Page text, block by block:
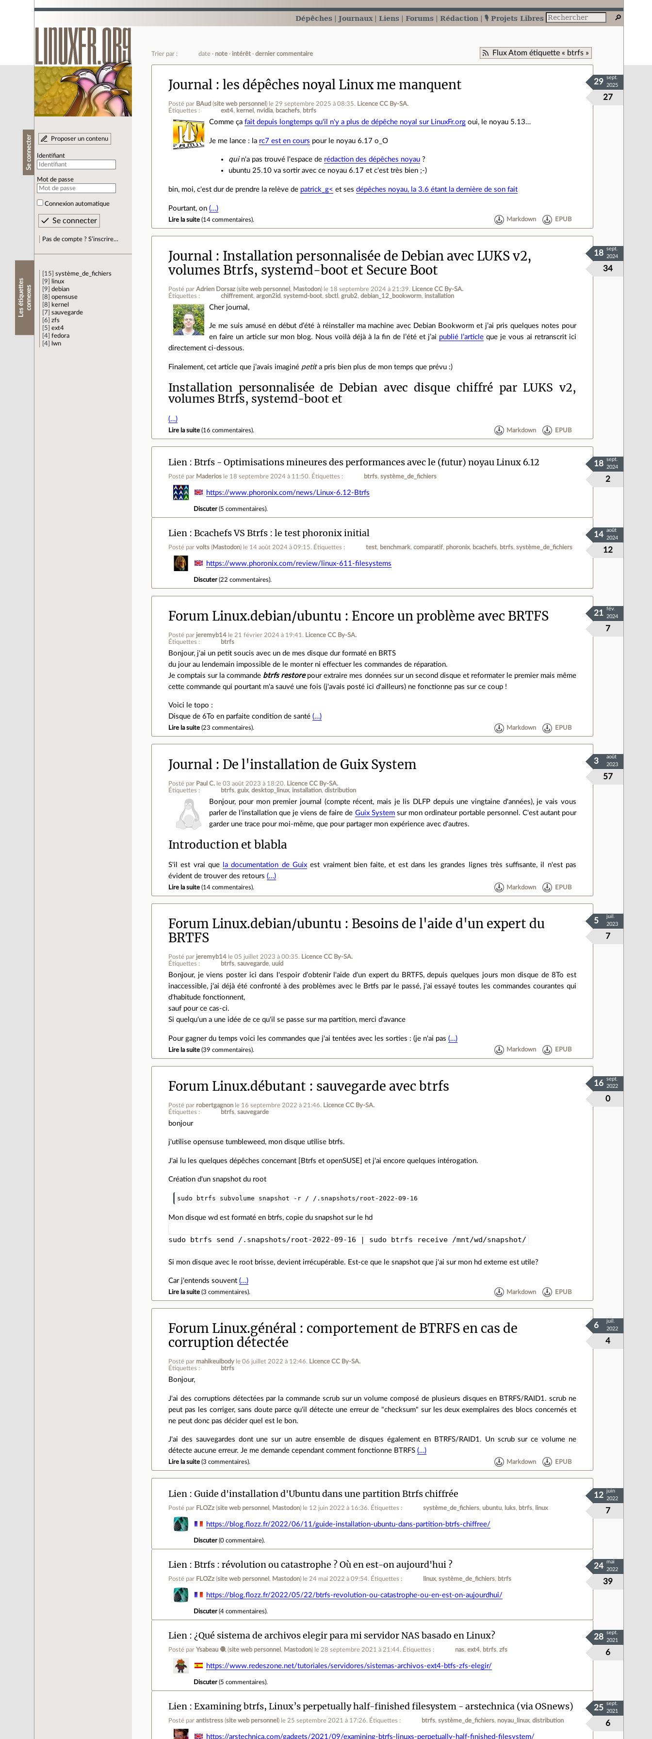
Dépêches Journaux Liens Forums Rédaction 🎙️ Projets Libres
Se connecter Proposer un contenu
Identifiant
Mot de passe
Connexion automatique
Pas de compte ? S’inscrire…
L
e
s
é
t
i
q
u
e
tt
e
s
c
o
n
n
e
x
es
15
système_de_fichiers
9
linux
9
debian
8
opensuse
8
kernel
7
sauvegarde
6
zfs
5
ext4
4
fedora
4
lwn
Flux Atom étiquette « btrfs »
Trier par : date note intérêt dernier commentaire
Journal les dépêches noyal Linux me manquent
Posté par BAud (site web personnel ) le 29 septembre 2025 à 08:35. Licence CC By‑SA.
Étiquettes :
ext4 kernel nvidia bcachefs btrfs
27
29
sept.
2025
Comme çafait depuis longtemps qu'il n'y a plus de dépêche noyal sur LinuxFr.org oui, le noyau 5.13…
Je me lance : la rc7 est en cours pour le noyau 6.17 o_O
quin'a pas trouvé l'espace de rédaction des dépêches noyau ?
ubuntu 25.10 va sortir avec ce noyau 6.17 et c'est très bien ;-)
bin, moi, c'est dur de prendre la relève de patrick_g< et sesdépêches noyau, la 3.6 étant la dernière de son fait
Pourtant, on(…)
Lire la suite (14 commentaires). Markdown EPUB
Journal
Installation personnalisée de Debian avec LUKS v2,
volumes Btrfs, systemd-boot et Secure Boot
Posté parAdrien Dorsaz (site web personnel , Mastodon) le 18 septembre 2024 à 21:39. Licence CC By‑SA.
Étiquettes :
chiffrement argon2id systemd-boot sbctl grub2 debian_12_bookworm installation
34
18
sept.
2024
Cher journal,
Je me suis amusé en début d’été à réinstaller ma machine avec Debian Bookworm et j’ai pris quelques notes pour
en faire un article sur mon blog. Nous voilà déjà à la fin de l’été et j’ai publié l’article que je vous ai retranscrit ici
directement ci-dessous.
Finalement, cet article que j’avais imaginé petita pris bien plus de mon temps que prévu :)
Installation personnalisée de Debian avec disque chiffré par LUKS v2,
volumes Btrfs, systemd-boot et
(…)
Lire la suite (16 commentaires). Markdown EPUB
Lien Btrfs - Optimisations mineures des performances avec le (futur) noyau Linux 6.12
Posté par Maderios le 18 septembre 2024 à 11:50. Étiquettes : btrfs système_de_fichiers 2
18
sept.
2024
https://www.phoronix.com/news/Linux-6.12-Btrfs
Discuter(5 commentaires).
Lien Bcachefs VS Btrfs : le test phoronix initial
Posté parvolts ( Mastodon) le 14 août 2024 à 09:15. Étiquettes : test benchmark comparatif phoronix bcachefs btrfs système_de_fichiers 12
14
août
2024
https://www.phoronix.com/review/linux-611-filesystems
Discuter(22 commentaires).
Forum Linux.debian/ubuntu Encore un problème avec BRTFS
Posté par jeremyb14 le 21 février 2024 à 19:41 . Licence CC By‑SA.
Étiquettes :
btrfs
7
21
fév.
2024
Bonjour, j'ai un petit soucis avec un de mes disque dur formaté en BRTS
du jour au lendemain impossible de le monter ni effectuer les commandes de réparation.
Je comptais sur la commande btrfs restorepour extraire mes données sur un second disque et reformater le premier mais même
cette commande qui pourtant m'a sauvé une fois (j'avais posté ici d'ailleurs) ne fonctionne pas sur ce coup !
Voici le topo :
Disque de 6To en parfaite condition de santé(…)
Lire la suite (23 commentaires). Markdown EPUB
Journal De l'installation de Guix System
Posté par Paul C. le 03 août 2023 à 18:20. Licence CC By‑SA.
Étiquettes :
btrfs guix desktop_linux installation distribution
57
3
août
2023
Bonjour, pour mon premier journal (compte récent, mais je lis DLFP depuis une vingtaine d'années), je vais vous
parler de l'installation que je viens de faire de Guix Systemsur mon ordinateur portable personnel. C'est autant pour
garder une trace pour moi-même, que pour partager mon expérience avec d'autres.
Introduction et blabla
S'il est vrai que la documentation de Guix est vraiment bien faite, et est dans les grandes lignes très suffisante, il n'est pas
évident de trouver des retours(…)
Lire la suite (14 commentaires). Markdown EPUB
Forum Linux.debian/ubuntu
Besoins de l'aide d'un expert du
BRTFS
Posté par jeremyb14 le 05 juillet 2023 à 00:35. Licence CC By‑SA.
Étiquettes :
btrfs sauvegarde uuid
7
5
juil.
2023
Bonjour, je viens poster ici dans l'espoir d'obtenir l'aide d'un expert du BRTFS, depuis quelques jours mon disque de 8To est
inaccessible, j'ai déjà été confronté à des problèmes avec le Brtfs par le passé, j'ai essayé toutes les commandes courantes qui
d'habitude fonctionnent,
sauf pour ce cas-ci.
Si quelqu'un a une idée de ce qu'il se passe sur ma partition, merci d'avance
Pour gagner du temps voici les commandes que j'ai tentées avec les sorties : (je n'ai pas(…)
Lire la suite (39 commentaires). Markdown EPUB
Forum Linux.débutant sauvegarde avec btrfs
Posté par robertgagnon le 16 septembre 2022 à 21:46. Licence CC By‑SA.
Étiquettes :
btrfs sauvegarde
0
16
sept.
2022
bonjour
j'utilise opensuse tumbleweed, mon disque utilise btrfs.
J'ai lu les quelques dépêches concernant [Btrfs et openSUSE] et j'ai encore quelques intérogation.
Création d'un snapshot du root
Mon disque wd est formaté en btrfs, copie du snapshot sur le hd
sudo btrfs send /.snapshots/root-2022-09-16 | sudo btrfs receive /mnt/wd/snapshot/
Si mon disque avec le root brisse, devient irrécupérable. Est-ce que le snapshot que j'ai sur mon hd externe est utile?
Car j'entends souvent(…)
Lire la suite (3 commentaires). Markdown EPUB
Forum Linux.général
comportement de BTRFS en cas de
corruption détectée
Posté par mahikeulbody le 06 juillet 2022 à 12:46. Licence CC By‑SA.
Étiquettes :
btrfs
4
6
juil.
2022
Bonjour,
J'ai des corruptions détectées par la commande scrub sur un volume composé de plusieurs disques en BTRFS/RAID1. scrub ne
peut pas les corriger, sans doute parce qu'il détecte une erreur de "checksum" sur les deux exemplaires des blocs concernés et
ne peut donc pas décider quel est le bon.
J'ai des sauvegardes dont une sur un autre ensemble de disques également en BTRFS/RAID1. Un scrub sur ce volume ne
détecte aucune erreur. Je me demande cependant comment fonctionne BTRFS(…)
Lire la suite (3 commentaires). Markdown EPUB
Lien Guide d'installation d'Ubuntu dans une partition Btrfs chiffrée
Posté par FLOZz (site web personnel , Mastodon) le 12 juin 2022 à 16:36. Étiquettes : système_de_fichiers ubuntu luks btrfs linux 7
12
juin
2022
https://blog.flozz.fr/2022/06/11/guide-installation-ubuntu-dans-partition-btrfs-chiffree/
Discuter(0 commentaire).
Lien Btrfs : révolution ou catastrophe ? Où en est-on aujourd'hui ?
Posté par FLOZz (site web personnel , Mastodon) le 24 mai 2022 à 09:54. Étiquettes : linux système_de_fichiers btrfs 39
24
mai
2022
https://blog.flozz.fr/2022/05/22/btrfs-revolution-ou-catastrophe-ou-en-est-on-aujourdhui/
Discuter(4 commentaires).
Lien ¿Qué sistema de archivos elegir para mi servidor NAS basado en Linux?
Posté parYsabeau 🧶 (site web personnel , Mastodon) le 28 septembre 2021 à 21:44. Étiquettes : nas ext4 btrfs zfs 6
28
sept.
2021
https://www.redeszone.net/tutoriales/servidores/sistemas-archivos-ext4-btfs-zfs-elegir/
Discuter(5 commentaires).
Lien Examining btrfs, Linux’s perpetually half-finished filesystem - arstechnica (via OSnews)
Posté parantistress (site web personnel ) le 25 septembre 2021 à 17:26. Étiquettes : btrfs système_de_fichiers noyau_linux distribution 6
25
sept.
2021
https://arstechnica.com/gadgets/2021/09/examining-btrfs-linuxs-perpetually-half-finished-filesystem/